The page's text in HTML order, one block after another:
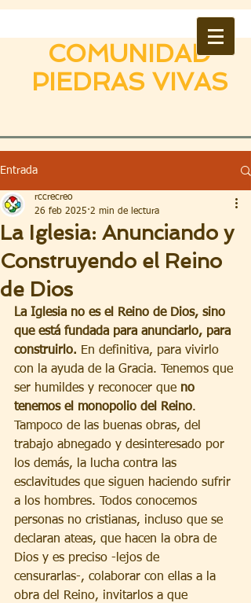
COMUNIDAD
PIEDRAS VIVAS
Entrada
La Iglesia: Anunciando y
Construyendo el Reino
de Dios
rccrecreo
26 feb 2025 2 min de lectura
La Iglesia no es el Reino de Dios, sino
que está fundada para anunciarlo, para
construirlo. En definitiva, para vivirlo
con la ayuda de la Gracia. Tenemos que
ser humildes y reconocer que no
tenemos el monopolio del Reino.
Tampoco de las buenas obras, del
trabajo abnegado y desinteresado por
los demás, la lucha contra las
esclavitudes que siguen haciendo sufrir
a los hombres. Todos conocemos
personas no cristianas, incluso que se
declaran ateas, que hacen la obra de
Dios y es preciso -lejos de
censurarlas-, colaborar con ellas a la
obra del Reino, invitarlos a que